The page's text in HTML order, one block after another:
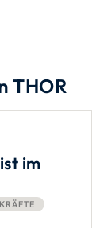
THOR
im